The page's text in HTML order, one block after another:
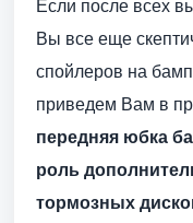
Если после всех
Вы все еще
спойлеров на
приведем Вам в
передняя юбка
роль
тормозных